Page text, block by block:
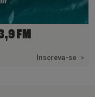
FM
Inscreva-se >